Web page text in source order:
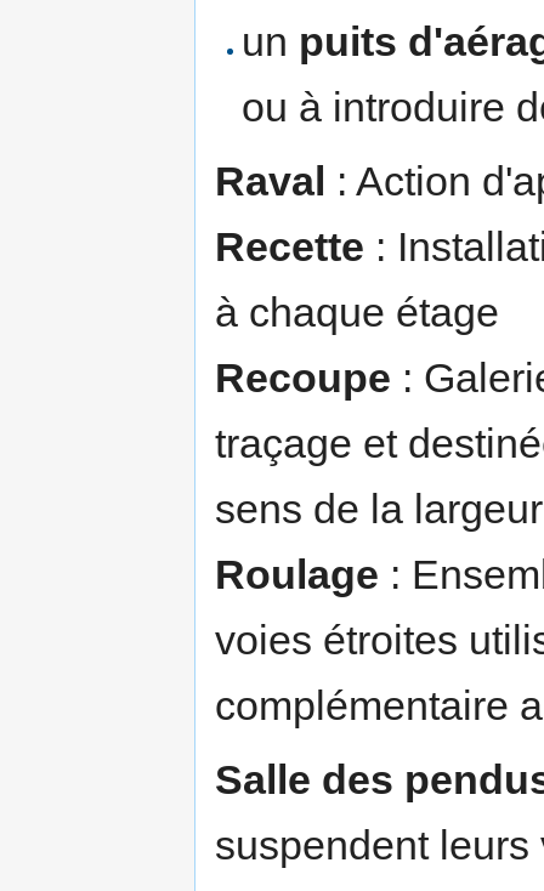
un puits
ou à introduire
Raval : Action
Recette :
à chaque étage
Recoupe :
traçage et
sens de la largeur
Roulage :
voies étroites
complémentaire
Salle des
suspendent